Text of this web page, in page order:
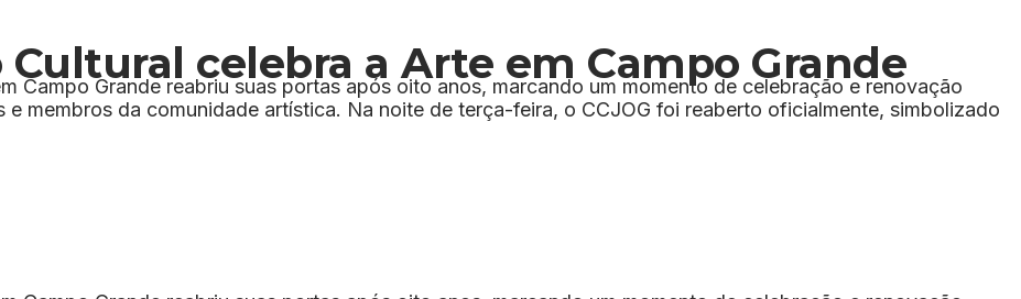
celebra a Arte em Campo Grande
Campo Grande reabriu suas portas após oito anos, marcando um momento de celebração e renovação
membros da comunidade artística. Na noite de terça-feira, o CCJOG foi reaberto oficialmente, simbolizado